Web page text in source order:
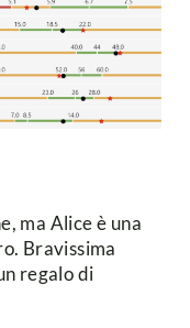
ma Alice è una
Bravissima
regalo di